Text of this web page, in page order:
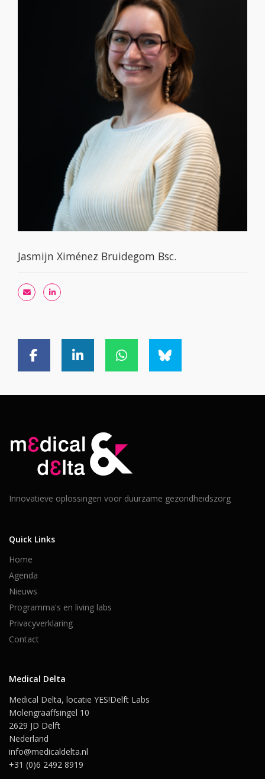
Jasmijn Ximénez Bruidegom Bsc.
Innovatieve oplossingen voor duurzame gezondheidszorg
Quick Links
Home
Agenda
Nieuws
Programma's en living labs
Privacyverklaring
Contact
Medical Delta
Medical Delta, locatie YES!Delft Labs
Molengraaffsingel 10
2629 JD Delft
Nederland
info@medicaldelta.nl
+31 (0)6 2492 8919